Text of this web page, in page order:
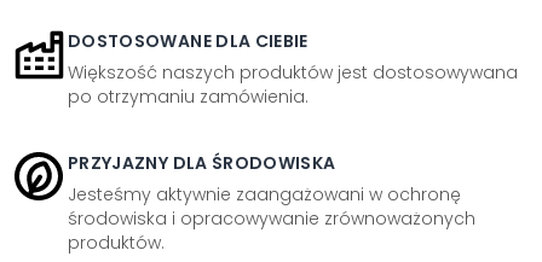
DOSTOSOWANE DLA CIEBIE
Większość naszych produktów jest dostosowywana
po otrzymaniu zamówienia.
PRZYJAZNY DLA ŚRODOWISKA
Jesteśmy aktywnie zaangażowani w ochronę
środowiska i opracowywanie zrównoważonych
produktów.